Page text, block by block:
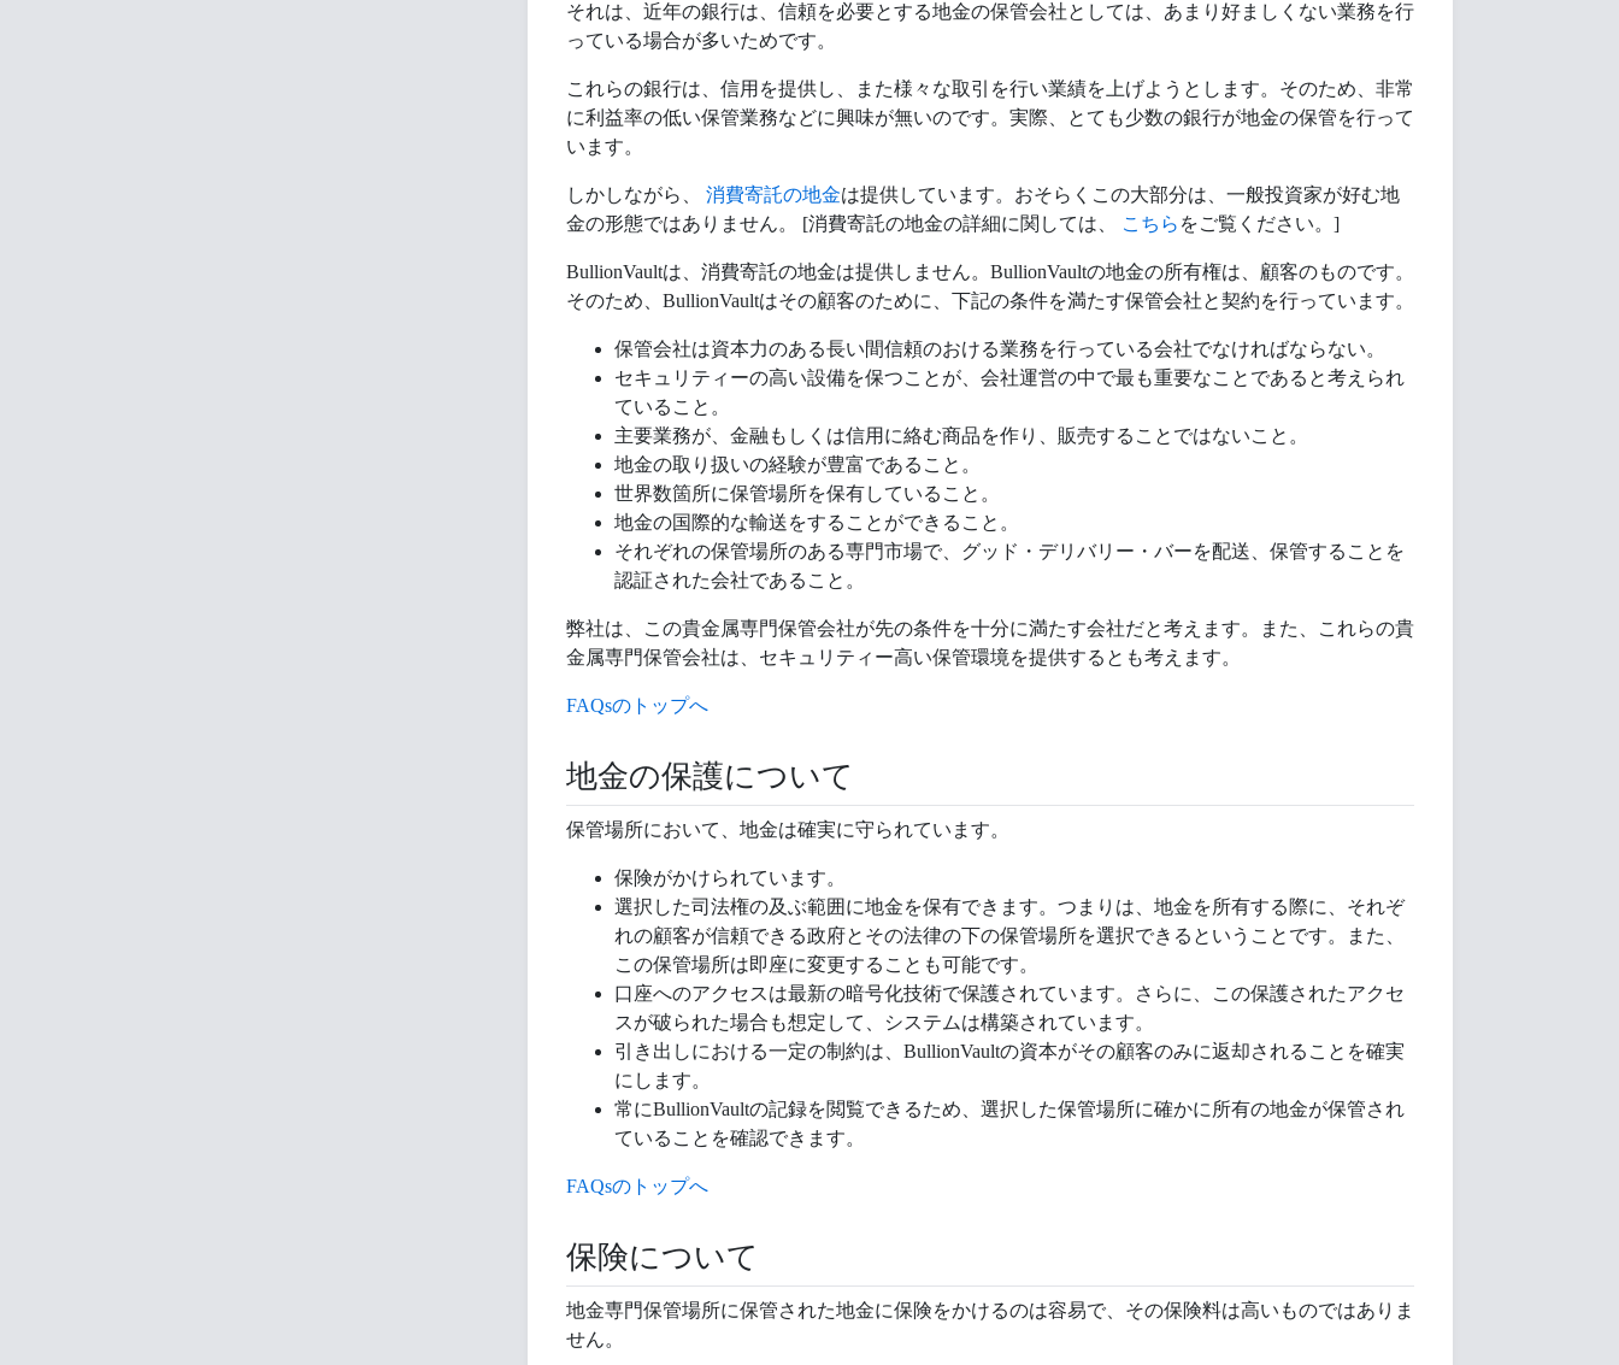
それは、近年の銀行は、信頼を必要とする地金の保管会社としては、あまり好ましくない業務を行
っている場合が多いためです。
これらの銀行は、信用を提供し、また様々な取引を行い業績を上げようとします。そのため、非常
に利益率の低い保管業務などに興味が無いのです。実際、とても少数の銀行が地金の保管を行って
います。
しかしながら、 消費寄託の地金は提供しています。おそらくこの大部分は、一般投資家が好む地
金の形態ではありません。 [消費寄託の地金の詳細に関しては、
こちら をご覧ください。]
BullionVaultは、消費寄託の地金は提供しません。BullionVaultの地金の所有権は、顧客のものです。
そのため、BullionVaultはその顧客のために、下記の条件を満たす保管会社と契約を行っています。
保管会社は資本力のある長い間信頼のおける業務を行っている会社でなければならない。
セキュリティーの高い設備を保つことが、会社運営の中で最も重要なことであると考えられ
ていること。
主要業務が、金融もしくは信用に絡む商品を作り、販売することではないこと。
地金の取り扱いの経験が豊富であること。
世界数箇所に保管場所を保有していること。
地金の国際的な輸送をすることができること。
それぞれの保管場所のある専門市場で、グッド・デリバリー・バーを配送、保管することを
認証された会社であること。
弊社は、この貴金属専門保管会社が先の条件を十分に満たす会社だと考えます。また、これらの貴
金属専門保管会社は、セキュリティー高い保管環境を提供するとも考えます。
FAQsのトップへ
地金の保護について
保管場所において、地金は確実に守られています。
保険がかけられています。
選択した司法権の及ぶ範囲に地金を保有できます。つまりは、地金を所有する際に、それぞ
れの顧客が信頼できる政府とその法律の下の保管場所を選択できるということです。また、
この保管場所は即座に変更することも可能です。
口座へのアクセスは最新の暗号化技術で保護されています。さらに、この保護されたアクセ
スが破られた場合も想定して、システムは構築されています。
引き出しにおける一定の制約は、BullionVaultの資本がその顧客のみに返却されることを確実
にします。
常にBullionVaultの記録を閲覧できるため、選択した保管場所に確かに所有の地金が保管され
ていることを確認できます。
FAQsのトップへ
保険について
地金専門保管場所に保管された地金に保険をかけるのは容易で、その保険料は高いものではありま
せん。